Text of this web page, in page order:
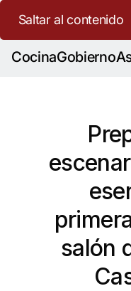
CocinaGobierno
Saltar al contenido
salón